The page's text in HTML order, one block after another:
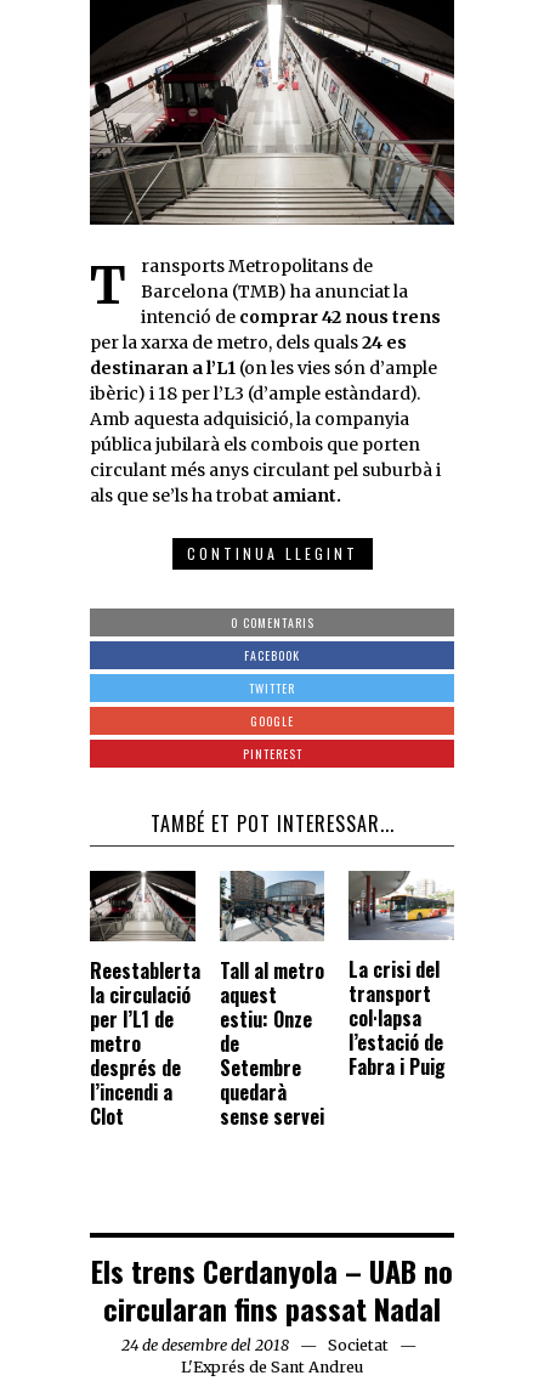
Transports Metropolitans de
Barcelona (TMB) ha anunciat la
intenció de comprar 42 nous trens
per la xarxa de metro, dels quals24 es
destinaran a l’L1 (on les vies són d’ample
ibèric) i 18 per l’L3 (d’ample estàndard).
Amb aquesta adquisició, la companyia
pública jubilarà els combois que porten
circulant més anys circulant pel suburbà i
als que se’ls ha trobat amiant.
CONTINUA LLEGINT
0 COMENTARIS
FACEBOOK
TWITTER
GOOGLE
PINTEREST
TAMBÉ ET POT INTERESSAR...
Reestablerta
la circulació
per l’L1 de
metro
després de
l’incendi a
Clot
Tall al metro
aquest
estiu: Onze
de
Setembre
quedarà
sense servei
La crisi del
transport
col·lapsa
l’estació de
Fabra i Puig
Els trens Cerdanyola – UAB no
circularan fins passat Nadal
24 de desembre del 2018
Societat
L'Exprés de Sant Andreu